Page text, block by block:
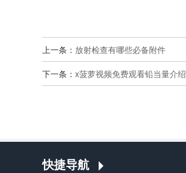
上一条： 放射检查有哪些必备附件
下一条： x菠萝视频免费观看铅当量介绍
快捷导航